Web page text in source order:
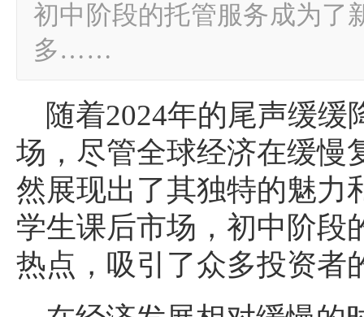
初中阶段的托管服务成为了
多……
随着2024年的尾声缓
场，尽管全球经济在缓慢
然展现出了其独特的魅力
学生课后市场，初中阶段
热点，吸引了众多投资者